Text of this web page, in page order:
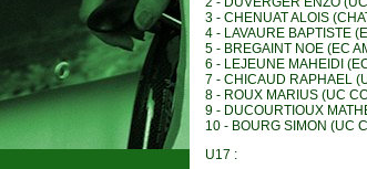
3 - CHENUAT ALOIS
4 - LAVAURE BAPTISTE
5 - BREGAINT NOE (EC
6 - LEJEUNE MAHEIDI
7 - CHICAUD RAPHAEL
8 - ROUX MARIUS (UC
9 - DUCOURTIOUX
10 - BOURG SIMON (UC
U17 :